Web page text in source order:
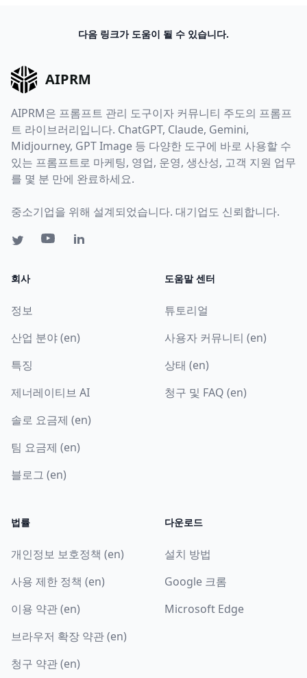
다음 링크가 도움이 될 수 있습니다.
AIPRM
AIPRM은 프롬프트 관리 도구이자 커뮤니티 주도의 프롬프
트 라이브러리입니다. ChatGPT, Claude, Gemini,
Midjourney, GPT Image 등 다양한 도구에 바로 사용할 수
있는 프롬프트로 마케팅, 영업, 운영, 생산성, 고객 지원 업무
를 몇 분 만에 완료하세요.
중소기업을 위해 설계되었습니다. 대기업도 신뢰합니다.
회사
정보
산업 분야 (en)
특징
제너레이티브 AI
솔로 요금제 (en)
팀 요금제 (en)
블로그 (en)
도움말 센터
튜토리얼
사용자 커뮤니티 (en)
상태 (en)
청구 및 FAQ (en)
법률
개인정보 보호정책 (en)
사용 제한 정책 (en)
이용 약관 (en)
브라우저 확장 약관 (en)
청구 약관 (en)
다운로드
설치 방법
Google 크롬
Microsoft Edge